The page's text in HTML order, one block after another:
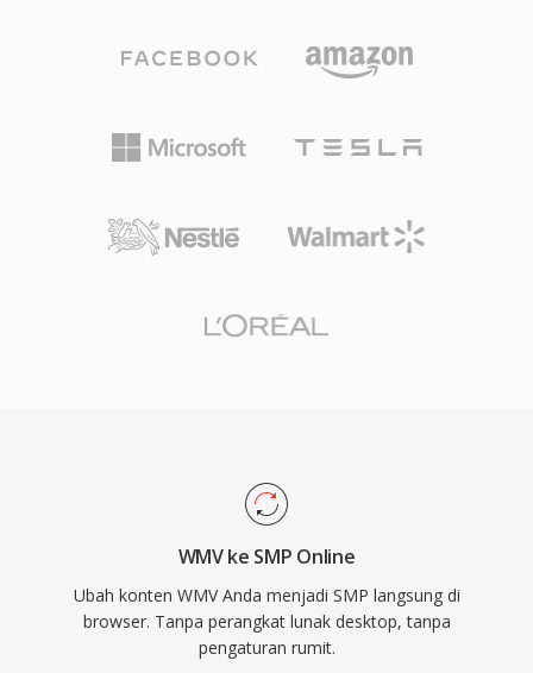
WMV ke SMP Online
Ubah konten WMV Anda menjadi SMP langsung di
browser. Tanpa perangkat lunak desktop, tanpa
pengaturan rumit.